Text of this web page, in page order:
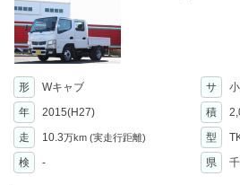
形 Wキャブ サ
年
2015(H27) 積
走 10.3万km (実走行距離) 型
検
- 県